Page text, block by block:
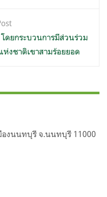
ดยกระบวนการมีส่วนร่วม
งชาติเขาสามร้อยยอด
องนนทบุรี จ.นนทบุรี 11000